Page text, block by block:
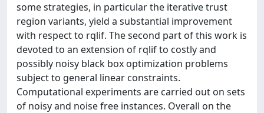
some strategies, in particular the iterative trust
region variants, yield a substantial improvement
with respect to rqlif. The second part of this work is
devoted to an extension of rqlif to costly and
possibly noisy black box optimization problems
subject to general linear constraints.
Computational experiments are carried out on sets
of noisy and noise free instances. Overall on the